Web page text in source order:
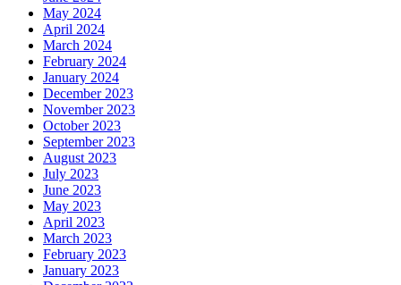
May 2024
April 2024
March 2024
February 2024
January 2024
December 2023
November 2023
October 2023
September 2023
August 2023
July 2023
June 2023
May 2023
April 2023
March 2023
February 2023
January 2023